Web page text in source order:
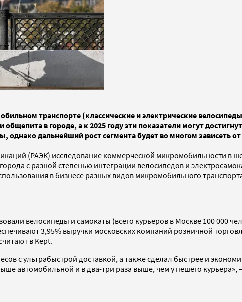
транспорте (классические и электрические
в городе, а к 2025 году эти показатели могут
однако дальнейший рост сегмента будет во многом зависеть
(РАЭК) исследование коммерческой микромобильности в
с разной степенью интеграции велосипедов и
в бизнесе разных видов микромобильного
велосипеды и самокаты (всего курьеров в Москве 100 000
3,95% выручки московских компаний розничной
в Kept.
с ультрабыстрой доставкой, а также сделал быстрее и
автомобильной и в два-три раза выше, чем у пешего